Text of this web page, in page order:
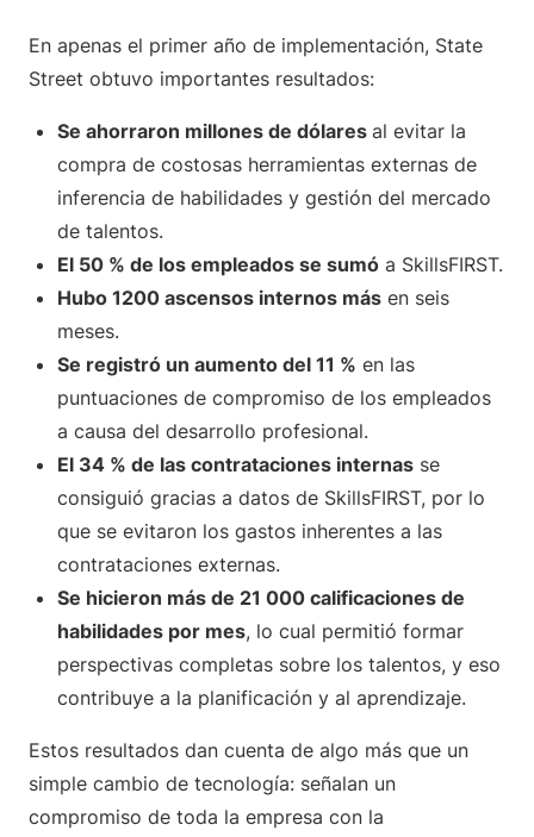
En apenas el primer año de implementación, State
Street obtuvo importantes resultados:
Se ahorraron millones de dólares al evitar la
compra de costosas herramientas externas de
inferencia de habilidades y gestión del mercado
de talentos.
El 50 % de los empleados se sumó a SkillsFIRST.
Hubo 1200 ascensos internos más en seis
meses.
Se registró un aumento del 11 % en las
puntuaciones de compromiso de los empleados
a causa del desarrollo profesional.
El 34 % de las contrataciones internas se
consiguió gracias a datos de SkillsFIRST, por lo
que se evitaron los gastos inherentes a las
contrataciones externas.
Se hicieron más de 21 000 calificaciones de
habilidades por mes, lo cual permitió formar
perspectivas completas sobre los talentos, y eso
contribuye a la planificación y al aprendizaje.
Estos resultados dan cuenta de algo más que un
simple cambio de tecnología: señalan un
compromiso de toda la empresa con la